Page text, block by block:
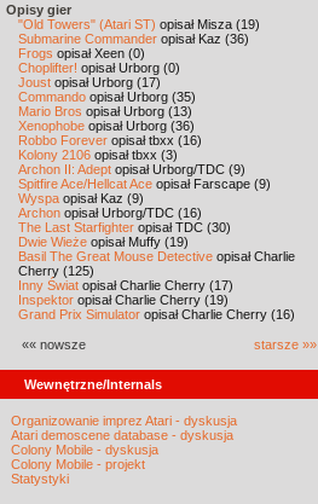
Opisy gier
"Old Towers" (Atari ST) opisał Misza (19)
Submarine Commander opisał Kaz (36)
Frogs opisał Xeen (0)
Choplifter! opisał Urborg (0)
Joust opisał Urborg (17)
Commando opisał Urborg (35)
Mario Bros opisał Urborg (13)
Xenophobe opisał Urborg (36)
Robbo Forever opisał tbxx (16)
Kolony 2106 opisał tbxx (3)
Archon II: Adept opisał Urborg/TDC (9)
Spitfire Ace/Hellcat Ace opisał Farscape (9)
Wyspa opisał Kaz (9)
Archon opisał Urborg/TDC (16)
The Last Starfighter opisał TDC (30)
Dwie Wieże opisał Muffy (19)
Basil The Great Mouse Detective opisał Charlie
Cherry (125)
Inny Świat opisał Charlie Cherry (17)
Inspektor opisał Charlie Cherry (19)
Grand Prix Simulator opisał Charlie Cherry (16)
«« nowsze starsze »»
Wewnętrzne/Internals
Organizowanie imprez Atari - dyskusja
Atari demoscene database - dyskusja
Colony Mobile - dyskusja
Colony Mobile - projekt
Statystyki